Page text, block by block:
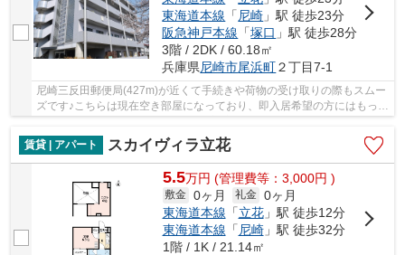
東海道本線 「 尼崎 」駅 徒歩23分
阪急神戸本線 「塚口 」駅 徒歩28分
3階 / 2DK / 60.18㎡
兵庫県尼崎市尾浜町２丁目7-1
尼崎三反田郵便局(427m)が近くて手続きや荷物の受け取りの際もスムー
ズです♪こちらは現在空き部屋になっており、即入居希望の方にはもって
賃貸 | アパート
スカイヴィラ立花
5.5万円 (管理費等：3,000円 )
敷金 0ヶ月 礼金 0ヶ月
東海道本線 「立花」駅 徒歩12分
東海道本線 「 尼崎」駅 徒歩32分
1階 / 1K / 21.14㎡